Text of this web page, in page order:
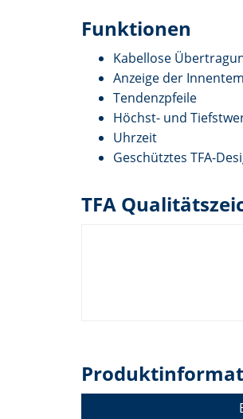
Funktionen
Kabellose
Anzeige der
Tendenzpfeile
Höchst- und
Uhrzeit
Geschütztes TFA-
TFA